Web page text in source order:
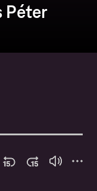
Péter